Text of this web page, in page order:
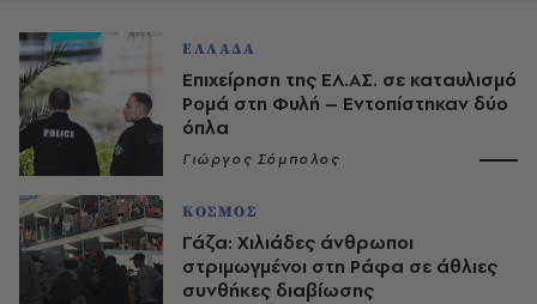
ΕΛΛΑΔΑ
Επιχείρηση της ΕΛ.ΑΣ. σε καταυλισμό
Ρομά στη Φυλή – Εντοπίστηκαν δύο
όπλα
Γιώργος Σόμπολος
ΚΟΣΜΟΣ
Γάζα: Χιλιάδες άνθρωποι
στριμωγμένοι στη Ράφα σε άθλιες
συνθήκες διαβίωσης